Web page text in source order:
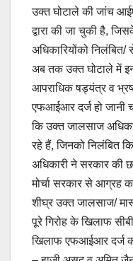
उक्त घोटाले की जांच
द्वारा की जा चुकी है,
अधिकारियोंको निलंबित/
अब तक उक्त घोटाले में
आपराधिक षड्यंत्र व
एफआईआर दर्ज हो जानी
कि उक्त जालसाज
रहे हैं, जिनको निलंबित
अधिकारी ने सरकार की
मोर्चा सरकार से आग्रह
शीघ्र उक्त जालसाज/
पूरे गिरोह के खिलाफ
खिलाफ एफआईआर दर्ज